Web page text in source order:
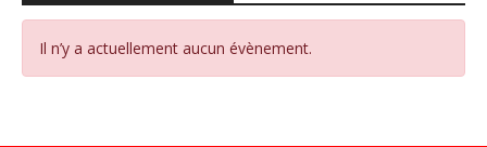
Il n’y a actuellement aucun évènement.